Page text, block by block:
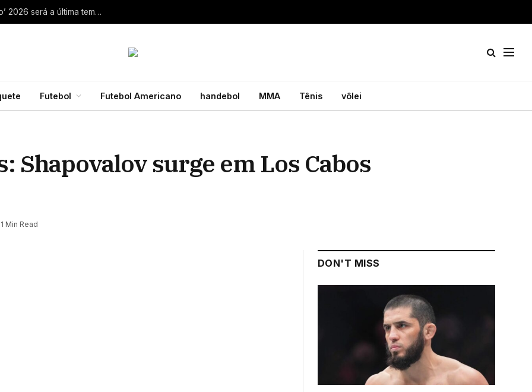
Aaron Rodgers, do Steelers, diz que ‘debate zero’ 2026 será a última temporada da NFL 28 de julho de 2026
Futebol Futebol Americano handebol MMA Tênis vôlei
Shapovalov surge em Los Cabos
1 Min Read
DON'T MISS